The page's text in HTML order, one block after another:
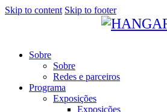
Skip to content Skip to footer
Sobre
Sobre
Redes e parceiros
Programa
Exposições
Exposições